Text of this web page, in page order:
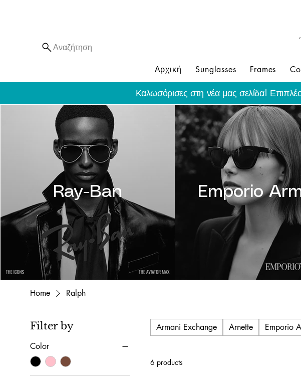
Αναζήτηση
Αρχική Sunglasses Frames
Καλωσόρισες στη νέα μας σελίδα!
Ray-Ban Emporio
Home Ralph
Filter by
Color
Armani Exchange Arnette Emporio
6 products